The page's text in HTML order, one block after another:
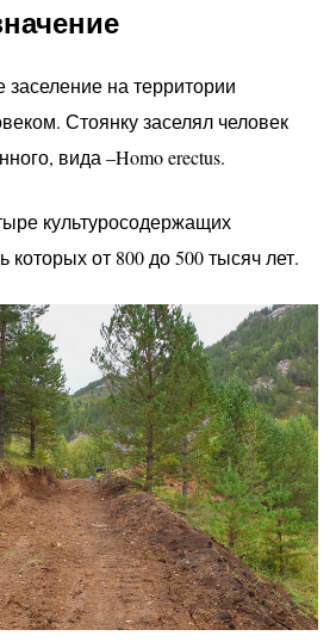
на территории
Стоянку заселял человек
вида –Homo erectus.
культуросодержащих
которых от 800 до 500 тысяч лет.